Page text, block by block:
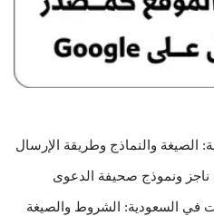
الصيغة والنماذج وطريقة الإرسال
ناجز ونموذج صحيفة الدعوى
السعودية: الشروط والصيغة